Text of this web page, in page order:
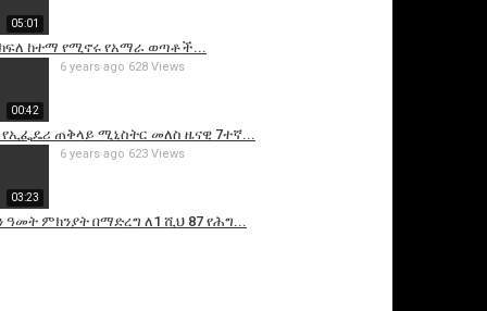
05:01
ክፍለ ከተማ የሚኖሩ የአማራ ወጣቶች...
00:42
ጠቅላይ ሚኒስትር መለስ ዜናዊ 7ተኛ...
6 years ago 628 Views
03:23
ምክንያት በማድረግ ለ1 ሺህ 87 የሕግ...
6 years ago 623 Views